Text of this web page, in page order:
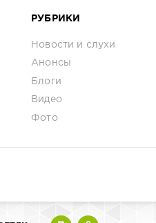
РУБРИКИ
Новости и слухи
Анонсы
Блоги
Видео
Фото